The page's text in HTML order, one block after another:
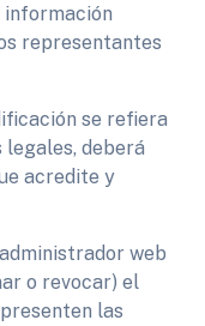
representantes
se refiera
deberá
acredite y
web
o revocar) el
las